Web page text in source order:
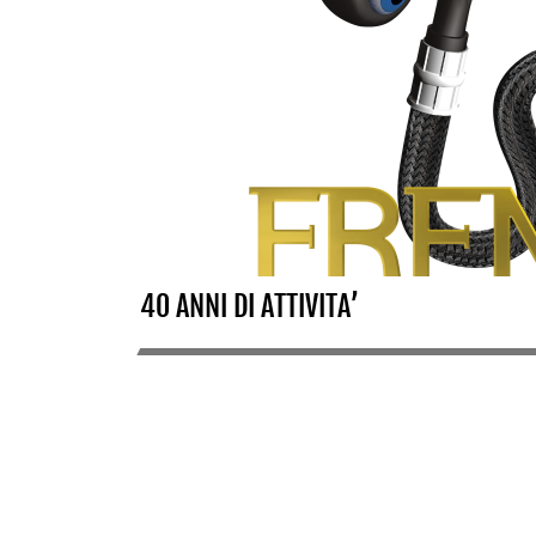
40 ANNI DI ATTIVITA’